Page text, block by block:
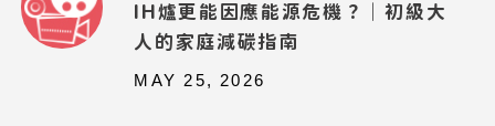
IH爐更能因應能源危機？｜初級大
人的家庭減碳指南
MAY 25, 2026